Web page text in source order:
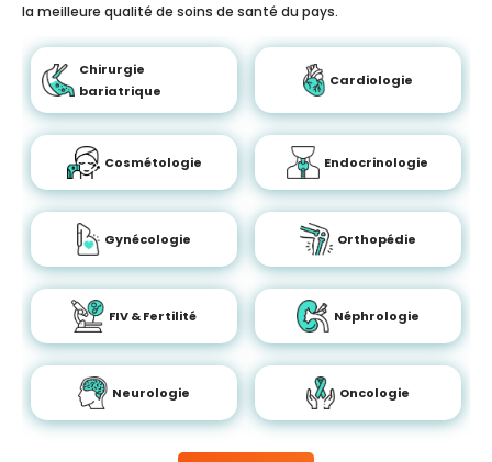
la meilleure qualité de soins de santé du pays.
Chirurgie
bariatrique
Cardiologie
Cosmétologie Endocrinologie
Gynécologie Orthopédie
FIV & Fertilité Néphrologie
Neurologie Oncologie